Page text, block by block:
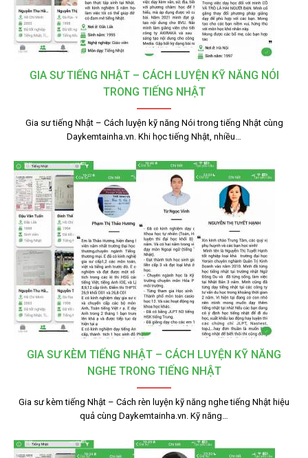
GIA SƯ TIẾNG NHẬT – CÁCH LUYỆN KỸ NĂNG NÓI
TRONG TIẾNG NHẬT
Gia sư tiếng Nhật – Cách luyện kỹ năng Nói trong tiếng Nhật cùng
Daykemtainha.vn. Khi học tiếng Nhật, nhiều…
GIA SƯ KÈM TIẾNG NHẬT – CÁCH LUYỆN KỸ NĂNG
NGHE TRONG TIẾNG NHẬT
Gia sư kèm tiếng Nhật – Cách rèn luyện kỹ năng nghe tiếng Nhật hiệu
quả cùng Daykemtainha.vn. Kỹ năng…